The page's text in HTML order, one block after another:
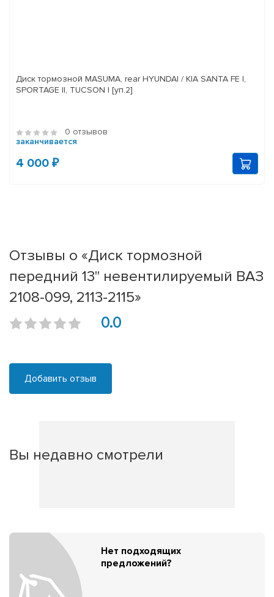
Диск тормозной MASUMA, rear HYUNDAI / KIA SANTA FE I,
SPORTAGE II, TUCSON I [уп.2]
0 отзывов
заканчивается
4 000 ₽
Отзывы о «Диск тормозной
передний 13" невентилируемый ВАЗ
2108-099, 2113-2115»
0.0
Добавить отзыв
Вы недавно смотрели
Нет подходящих
предложений?